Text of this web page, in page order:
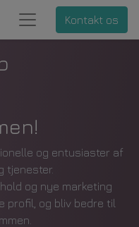
Kontakt os
og entusiaster af
tjenester.
og nye marketing
profil, og bliv bedre til